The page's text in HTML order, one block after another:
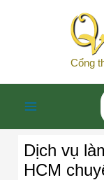
Cổng
Menu
Dịch vụ
HCM